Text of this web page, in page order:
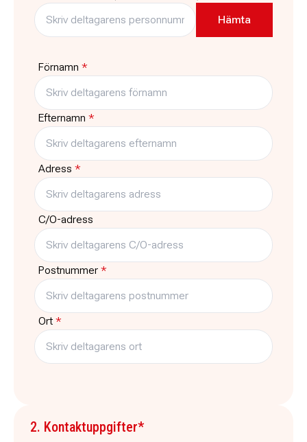
10:30 - 15:30
ABF-huset, Sveavägen 41
Stockholm
Typ
Kurs 2
Förnamn *
Efternamn *
Adress *
C/O-adress
Postnummer *
Ort *
2. Kontaktuppgifter*